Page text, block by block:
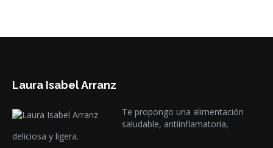
Laura Isabel Arranz
Te propongo una alimentación
saludable, antiinflamatoria,
deliciosa y ligera.